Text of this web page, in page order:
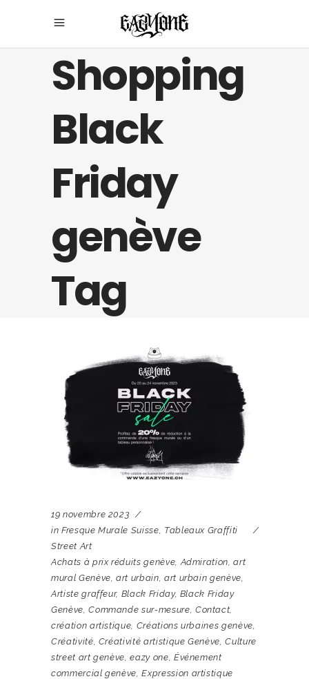
Shopping
Black
Friday
genève
Tag
19 novembre 2023
in Fresque Murale Suisse, Tableaux Graffiti
Street Art
Achats à prix réduits genève,Admiration,art
mural Genève,art urbain, art urbain genève,
Artiste graffeur, Black Friday, Black Friday
Genève,Commande sur-mesure, Contact,
création artistique, Créations urbaines genève,
Créativité, Créativité artistique Genève,Culture
street art genève,eazy one, Événement
commercial genève,Expression artistique